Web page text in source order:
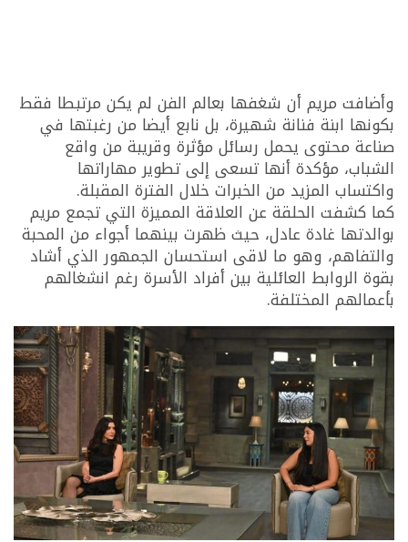
وأضافت مريم أن شغفها بعالم الفن لم يكن مرتبطا فقط
بكونها ابنة فنانة شهيرة، بل نابع أيضا من رغبتها في
صناعة محتوى يحمل رسائل مؤثرة وقريبة من واقع
الشباب، مؤكدة أنها تسعى إلى تطوير مهاراتها
واكتساب المزيد من الخبرات خلال الفترة المقبلة.
كما كشفت الحلقة عن العلاقة المميزة التي تجمع مريم
بوالدتها غادة عادل، حيث ظهرت بينهما أجواء من المحبة
والتفاهم، وهو ما لاقى استحسان الجمهور الذي أشاد
بقوة الروابط العائلية بين أفراد الأسرة رغم انشغالهم
بأعمالهم المختلفة.